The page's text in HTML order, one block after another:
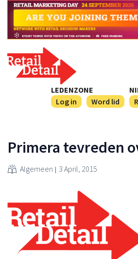
LEDENZONE
Log in
Word lid
Primera tevreden
Algemeen 3 April, 2015